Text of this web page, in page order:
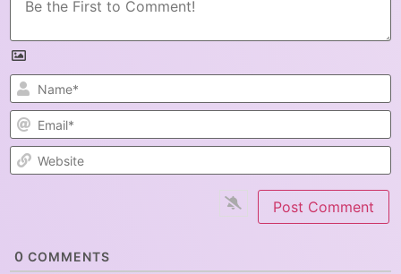
0 COMMENTS